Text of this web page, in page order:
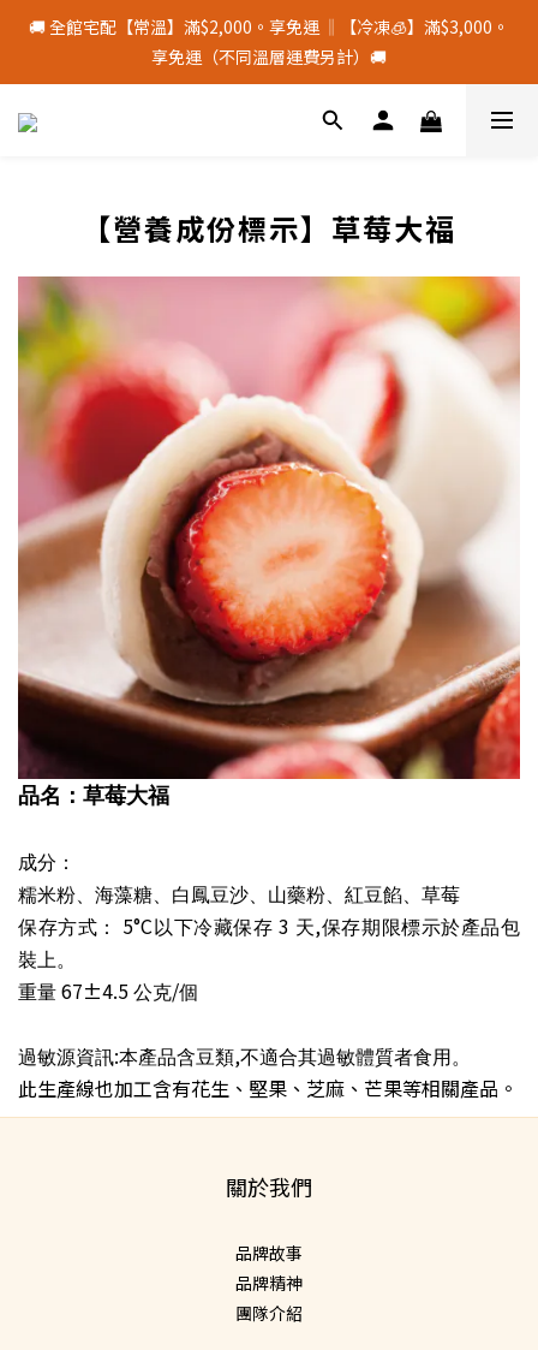
🚚 全館宅配【常溫】滿$2,000。享免運 ‖【冷凍🧊】滿$3,000。
享免運（不同溫層運費另計）🚚
🚚 全館宅配【常溫】滿$2,000。享免運 ‖【冷凍🧊】滿$3,000。
享免運（不同溫層運費另計）🚚
颱風季若停班停課，物流將暫停配送，請留意⚠️
享免運（不同溫層運費另計）🚚
【營養成份標示】草莓大福
品名：草莓大福
成分：
糯米粉、海藻糖、白鳳豆沙、山藥粉、紅豆餡、草莓
保存方式：
5°C 以下冷藏保存 3 天,保存期限標示於產品包
裝上。
重量 67±4.5 公克/個
過敏源資訊:本產品含豆類,不適合其過敏體質者食用。
此生產線也加工含有花生、堅果、芝麻、芒果等相關產品。
關於我們
品牌故事
品牌精神
團隊介紹